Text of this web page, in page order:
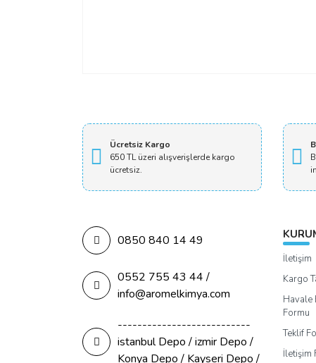
Ücretsiz Kargo
650 TL üzeri alışverişlerde kargo
ücretsiz.
0850 840 14 49
0552 755 43 44 /
info@aromelkimya.com
---------------------------
istanbul Depo / izmir Depo /
Konya Depo / Kayseri Depo /
İletişim
Kargo
Havale
Formu
Teklif
İletişim